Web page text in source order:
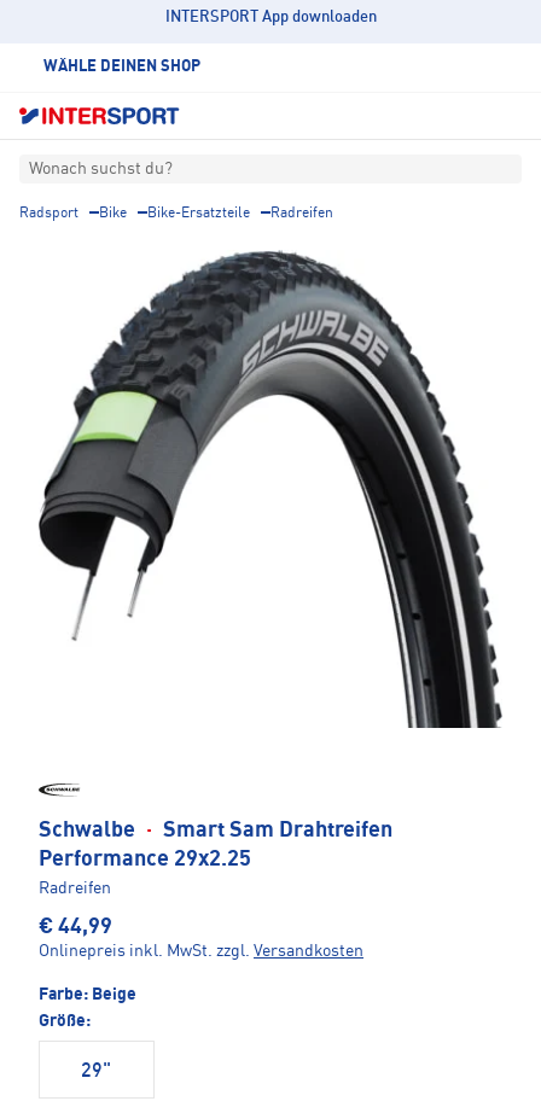
INTERSPORT App downloaden
WÄHLE DEINEN SHOP
Wonach suchst du?
Radsport Bike Bike-Ersatzteile Radreifen
Schwalbe · Smart Sam Drahtreifen
Performance 29x2.25
Radreifen
€ 44,99
Onlinepreis inkl. MwSt. zzgl. Versandkosten
Farbe: Beige
Größe:
29"